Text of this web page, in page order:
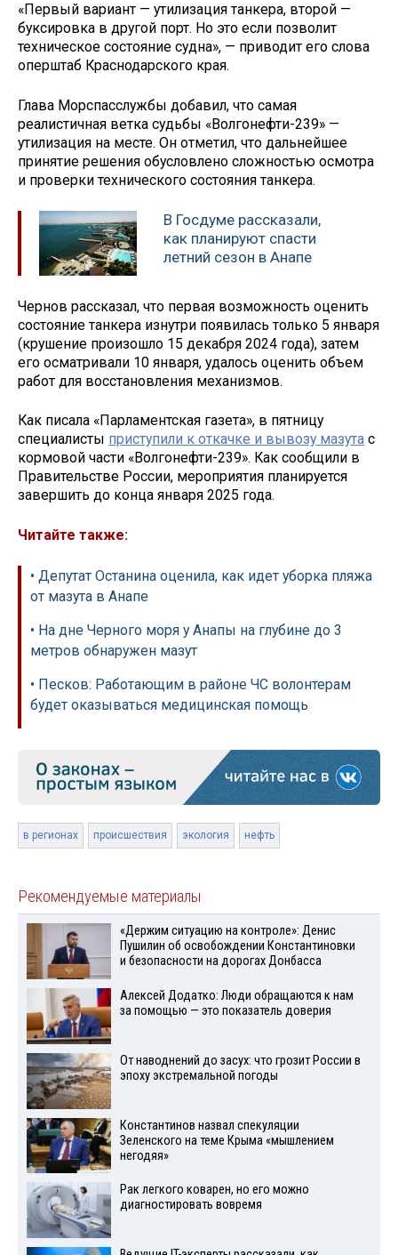
«Первый вариант — утилизация танкера, второй —
буксировка в другой порт. Но это если позволит
техническое состояние судна», — приводит его слова
оперштаб Краснодарского края.
Глава Морспасслужбы добавил, что самая
реалистичная ветка судьбы «Волгонефти-239» —
утилизация на месте. Он отметил, что дальнейшее
принятие решения обусловлено сложностью осмотра
и проверки технического состояния танкера.
В Госдуме рассказали,
как планируют спасти
летний сезон в Анапе
Чернов рассказал, что первая возможность оценить
состояние танкера изнутри появилась только 5 января
(крушение произошло 15 декабря 2024 года), затем
его осматривали 10 января, удалось оценить объем
работ для восстановления механизмов.
Как писала «Парламентская газета», в пятницу
специалисты приступили к откачке и вывозу мазута с
кормовой части «Волгонефти-239». Как сообщили в
Правительстве России, мероприятия планируется
завершить до конца января 2025 года.
Читайте также:
• Депутат Останина оценила, как идет уборка пляжа
от мазута в Анапе
• На дне Черного моря у Анапы на глубине до 3
метров обнаружен мазут
• Песков: Работающим в районе ЧС волонтерам
будет оказываться медицинская помощь
в регионах происшествия экология нефть
Рекомендуемые материалы
«Держим ситуацию на контроле»: Денис
Пушилин об освобождении Константиновки
и безопасности на дорогах Донбасса
Алексей Додатко: Люди обращаются к нам
за помощью — это показатель доверия
От наводнений до засух: что грозит России в
эпоху экстремальной погоды
Константинов назвал спекуляции
Зеленского на теме Крыма «мышлением
негодяя»
Рак легкого коварен, но его можно
диагностировать вовремя